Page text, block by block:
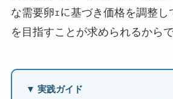
な需要卵ｪに基づき価格を調整
を目指すことが求められるからで
▼ 実践ガイド